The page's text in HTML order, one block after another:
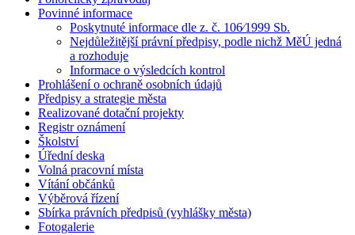
Povinné informace
Poskytnuté informace dle z. č. 106⁄1999 Sb.
Nejdůležitější právní předpisy, podle nichž MěÚ jedná
a rozhoduje
Informace o výsledcích kontrol
Prohlášení o ochraně osobních údajů
Předpisy a strategie města
Realizované dotační projekty
Registr oznámení
Školství
Úřední deska
Volná pracovní místa
Vítání občánků
Výběrová řízení
Sbírka právních předpisů (vyhlášky města)
Fotogalerie